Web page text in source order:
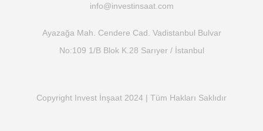
info@investinsaat.com
Ayazağa Mah. Cendere Cad. Vadistanbul Bulvar
No:109 1/B Blok K.28 Sarıyer / İstanbul
Copyright Invest İnşaat 2024 | Tüm Hakları Saklıdır